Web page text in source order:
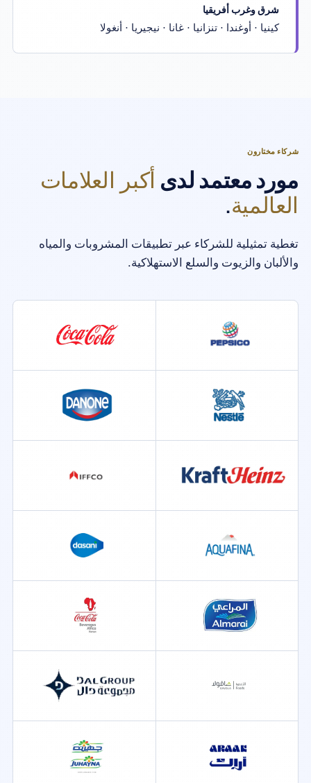
شرق وغرب أفريقيا
كينيا · أوغندا · تنزانيا · غانا · نيجيريا · أنغولا
شركاء مختارون
مورد معتمد لدى أكبر العلامات
العالمية.
تغطية تمثيلية للشركاء عبر تطبيقات المشروبات والمياه
والألبان والزيوت والسلع الاستهلاكية.